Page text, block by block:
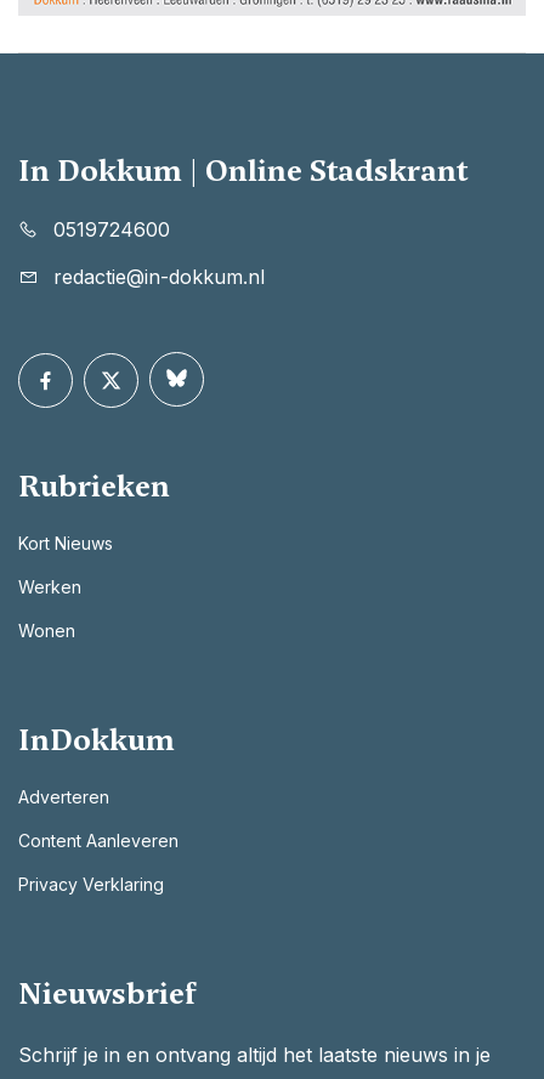
In Dokkum | Online Stadskrant
0519724600
redactie@in-dokkum.nl
Rubrieken
Kort Nieuws
Werken
Wonen
InDokkum
Adverteren
Content Aanleveren
Privacy Verklaring
Nieuwsbrief
Schrijf je in en ontvang altijd het laatste nieuws in je